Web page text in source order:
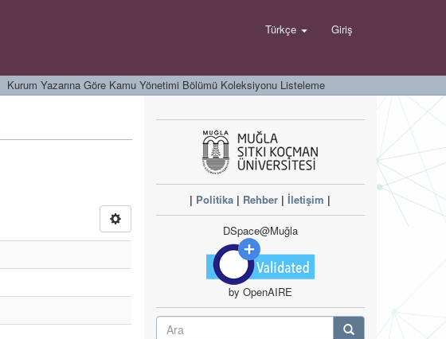
Türkçe Giriş
Kurum Yazarına Göre Kamu Yönetimi Bölümü Koleksiyonu Listeleme
| Politika | Rehber |İletişim |
DSpace@Muğla
by OpenAIRE